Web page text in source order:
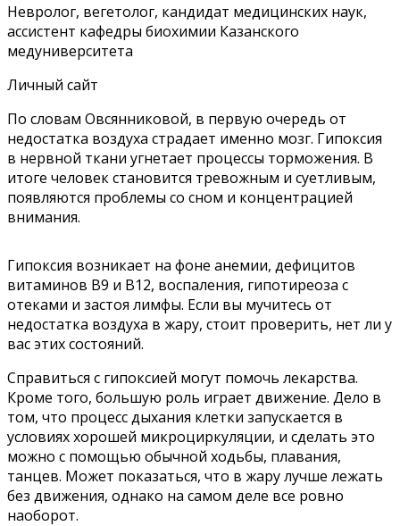
Невролог, вегетолог, кандидат медицинских наук,
ассистент кафедры биохимии Казанского
медуниверситета
Личный сайт
По словам Овсянниковой, в первую очередь от
недостатка воздуха страдает именно мозг. Гипоксия
в нервной ткани угнетает процессы торможения. В
итоге человек становится тревожным и суетливым,
появляются проблемы со сном и концентрацией
внимания.
Гипоксия возникает на фоне анемии, дефицитов
витаминов В9 и В12, воспаления, гипотиреоза с
отеками и застоя лимфы. Если вы мучитесь от
недостатка воздуха в жару, стоит проверить, нет ли у
вас этих состояний.
Справиться с гипоксией могут помочь лекарства.
Кроме того, большую роль играет движение. Дело в
том, что процесс дыхания клетки запускается в
условиях хорошей микроциркуляции, и сделать это
можно с помощью обычной ходьбы, плавания,
танцев. Может показаться, что в жару лучше лежать
без движения, однако на самом деле все ровно
наоборот.